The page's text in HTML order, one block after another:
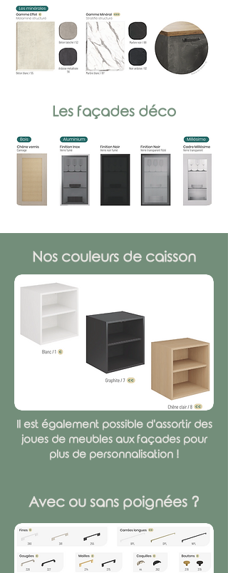
Les façades déco
Nos couleurs de caisson
Il est également possible d'assortir des
joues de meubles aux façades pour
plus de personnalisation !
Avec ou sans poignées ?